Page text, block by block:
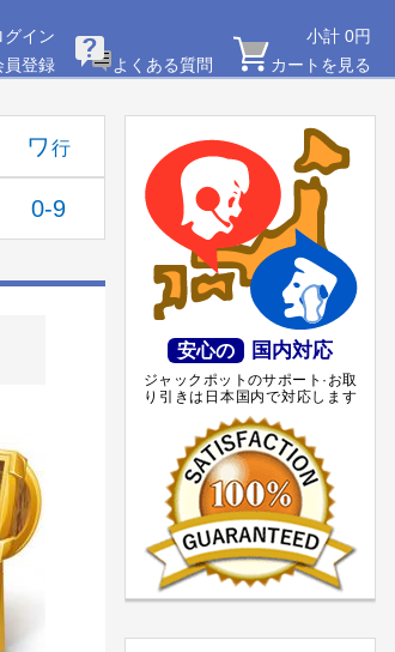
グイン
員登録
よくある質問
小計 0円
カートを見る
ワ
0-9
安心の 国内対応
ジャックポットのサポート·お取
り引きは日本国内で対応します